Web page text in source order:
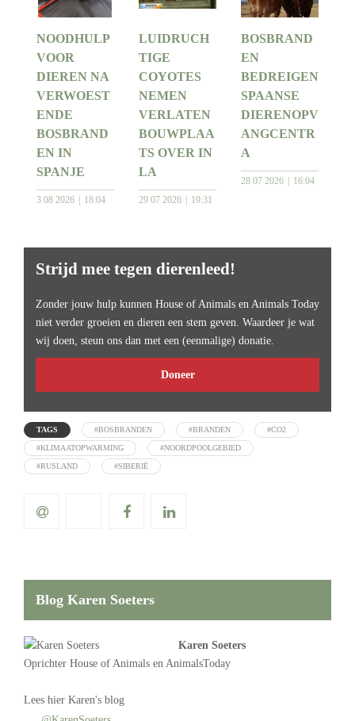
NOODHULP
VOOR
DIEREN NA
VERWOEST
ENDE
BOSBRAND
EN IN
SPANJE
3 08 2026 18:04
LUIDRUCH
TIGE
COYOTES
NEMEN
VERLATEN
BOUWPLAA
TS OVER IN
LA
29 07 2026 19:31
BOSBRAND
EN
BEDREIGEN
SPAANSE
DIERENOPV
ANGCENTR
A
28 07 2026 16:04
Strijd mee tegen dierenleed!
Zonder jouw hulp kunnen House of Animals en Animals Today
niet verder groeien en dieren een stem geven. Waardeer je wat
wij doen, steun ons dan met een (eenmalige) donatie.
Doneer
TAGS #BOSBRANDEN #BRANDEN #CO2
#KLIMAATOPWARMING #NOORDPOOLGEBIED
#RUSLAND #SIBERIË
Blog Karen Soeters
Karen Soeters
Oprichter House of Animals en AnimalsToday
Lees hier Karen's blog